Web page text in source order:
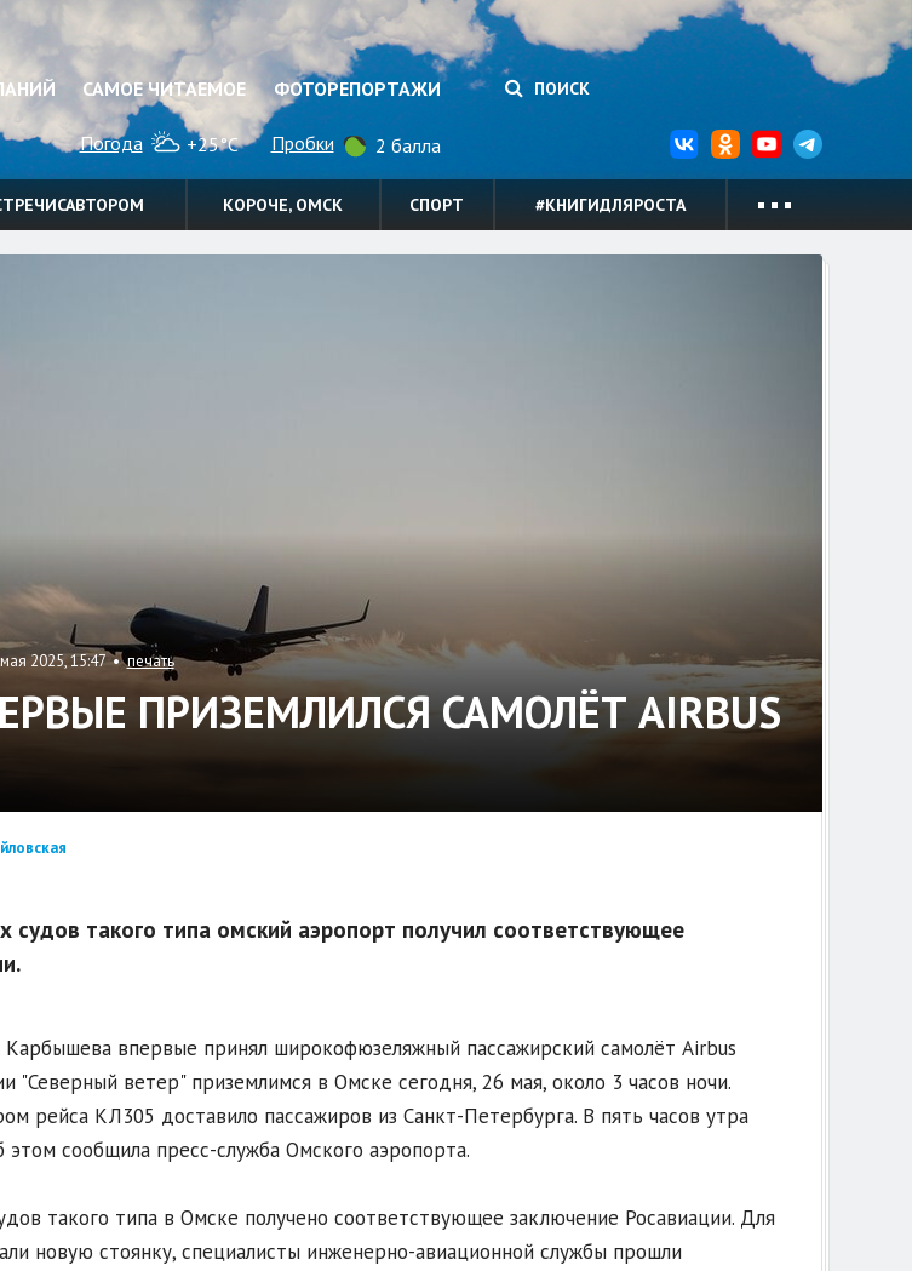
САМОЕ ЧИТАЕМОЕ ФОТОРЕПОРТАЖИ ПОИСК
Погода +25°C Пробки 2 балла
КОРОЧЕ, ОМСК СПОРТ #КНИГИДЛЯРОСТА
2025, 15:47 •печать
ПРИЗЕМЛИЛСЯ САМОЛЁТ AIRBUS
такого типа омский аэропорт получил соответствующее
впервые принял широкофюзеляжный пассажирский самолёт Airbus
"Северный ветер" приземлимся в Омске сегодня, 26 мая, около 3 часов ночи.
рейса КЛ305 доставило пассажиров из Санкт-Петербурга. В пять часов утра
сообщила пресс-служба Омского аэропорта.
такого типа в Омске получено соответствующее заключение Росавиации. Для
новую стоянку, специалисты инженерно-авиационной службы прошли